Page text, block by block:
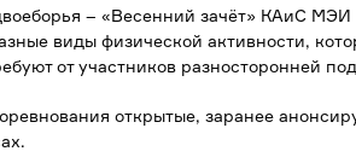
– «Весенний зачёт» КАиС
виды физической активности,
от участников разносторонней
открытые, заранее